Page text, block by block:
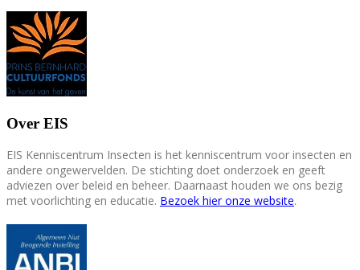
Over EIS
EIS Kenniscentrum Insecten is het kenniscentrum voor insecten en
andere ongewervelden. De stichting doet onderzoek en geeft
adviezen over beleid en beheer. Daarnaast houden we ons bezig
met voorlichting en educatie. Bezoek hier onze website.